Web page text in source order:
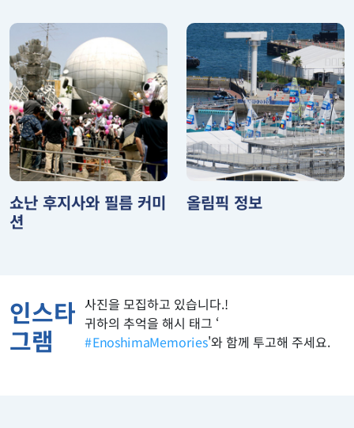
쇼난 후지사와 필름 커미
션
올림픽 정보
인스타
그램
사진을 모집하고 있습니다.!
귀하의 추억을 해시 태그 ‘
#EnoshimaMemories'와 함께 투고해 주세요.